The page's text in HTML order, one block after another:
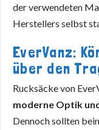
der verwendeten
Herstellers selbst
EverVanz:
über den
Rucksäcke von
moderne Optik
Dennoch sollten